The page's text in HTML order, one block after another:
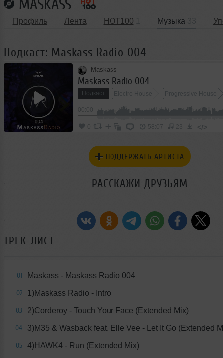
MASKASS
Профиль Лента HOT100 Музыка
Подкаст: Maskass Radio 004
Maskass
Maskass Radio 004
Подкаст Electro House Progressive House
58:07 23 </>
ПОДДЕРЖАТЬ АРТИСТА
РАССКАЖИ ДРУЗЬЯМ
ТРЕК-ЛИСТ
01 Maskass - Maskass Radio 004
02 1)Maskass Radio - Intro
03 2)Corderoy - Touch Your Face (Extended Mix)
04 3)M35 & Wasback feat. Elle Vee - Let It Go (Extended
05 4)HAWK4 - Run (Extended Mix)